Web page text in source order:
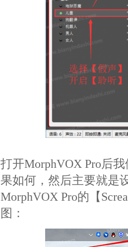
打开MorphVOX Pro后
果如何，然后主要就是
MorphVOX Pro的【
图：